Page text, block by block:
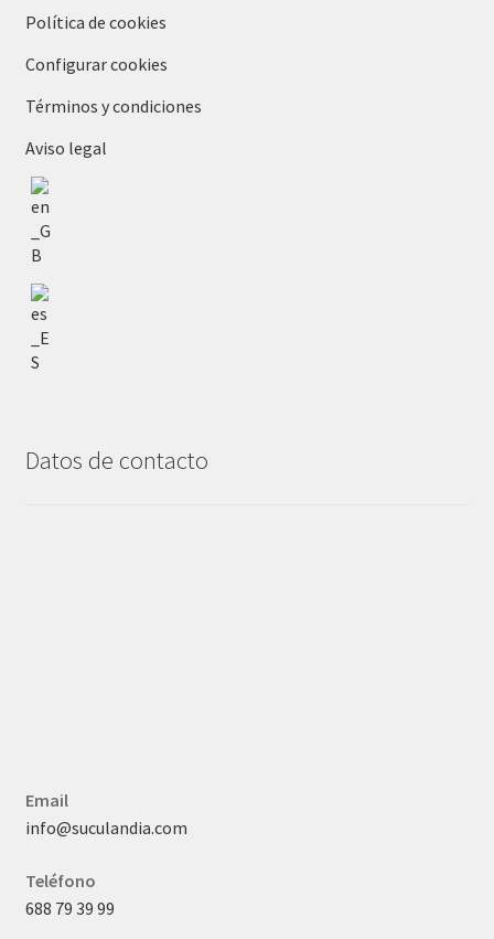
Política de cookies
Configurar cookies
Términos y condiciones
Aviso legal
Datos de contacto
Email
info@suculandia.com
Teléfono
688 79 39 99